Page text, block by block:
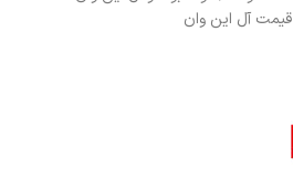
قیمت آل این وان